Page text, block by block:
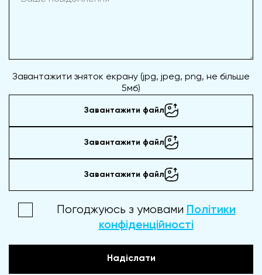
Завантажити зняток екрану (jpg, jpeg, png, не більше
5мб)
Завантажити файл
Завантажити файл
Завантажити файл
Погоджуюсь з умовами Політики
конфіденційності
Надіслати